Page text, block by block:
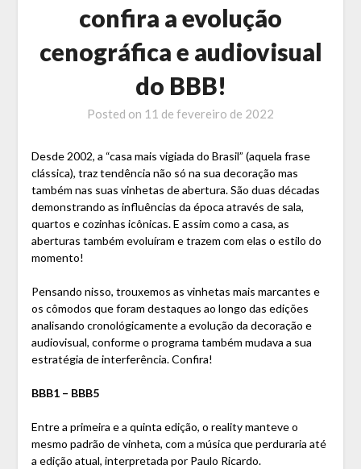
confira a evolução
cenográfica e audiovisual
do BBB!
Posted on 11 de fevereiro de 2022
Desde 2002, a “casa mais vigiada do Brasil” (aquela frase
clássica), traz tendência não só na sua decoração mas
também nas suas vinhetas de abertura. São duas décadas
demonstrando as influências da época através de sala,
quartos e cozinhas icônicas. E assim como a casa, as
aberturas também evoluíram e trazem com elas o estilo do
momento!
Pensando nisso, trouxemos as vinhetas mais marcantes e
os cômodos que foram destaques ao longo das edições
analisando cronológicamente a evolução da decoração e
audiovisual, conforme o programa também mudava a sua
estratégia de interferência. Confira!
BBB1 – BBB5
Entre a primeira e a quinta edição, o reality manteve o
mesmo padrão de vinheta, com a música que perduraria até
a edição atual, interpretada por Paulo Ricardo.